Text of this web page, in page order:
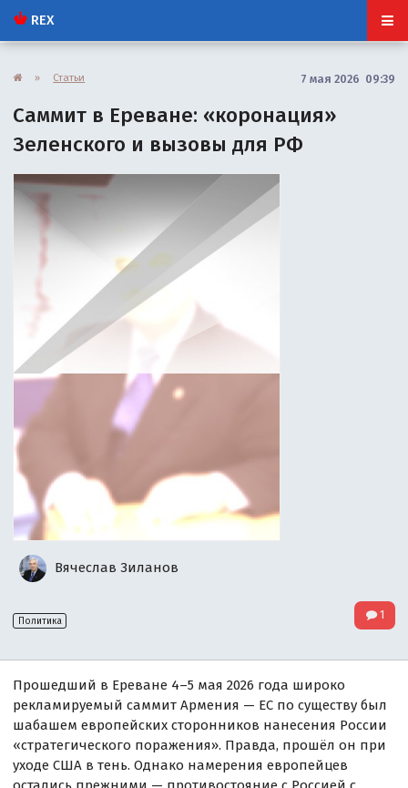
REX
» Статьи 7 мая 2026 09:39
Саммит в Ереване: «коронация»
Зеленского и вызовы для РФ
Вячеслав Зиланов
Политика 1
Прошедший в Ереване 4–5 мая 2026 года широко
рекламируемый саммит Армения — ЕС по существу был
шабашем европейских сторонников нанесения России
«стратегического поражения». Правда, прошёл он при
уходе США в тень. Однако намерения европейцев